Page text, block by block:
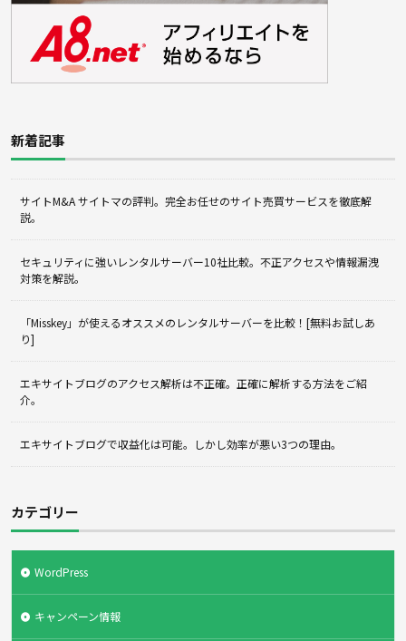
新着記事
サイトM&A サイトマの評判。完全お任せのサイト売買サービスを徹底解
説。
セキュリティに強いレンタルサーバー10社比較。不正アクセスや情報漏洩
対策を解説。
「Misskey」が使えるオススメのレンタルサーバーを比較！[無料お試しあ
り]
エキサイトブログのアクセス解析は不正確。正確に解析する方法をご紹
介。
エキサイトブログで収益化は可能。しかし効率が悪い3つの理由。
カテゴリー
WordPress
キャンペーン情報